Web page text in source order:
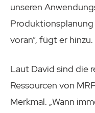
unseren
voran“, fügt er hinzu.
Laut David sind die
Ressourcen von
Merkmal. „Wann